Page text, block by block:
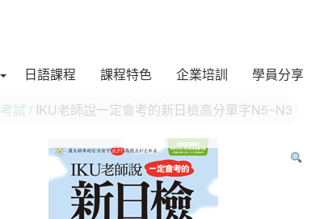
日語課程 課程特色 企業培訓 學員分享
考試 / IKU老師說一定會考的新日檢高分單字N5~N3